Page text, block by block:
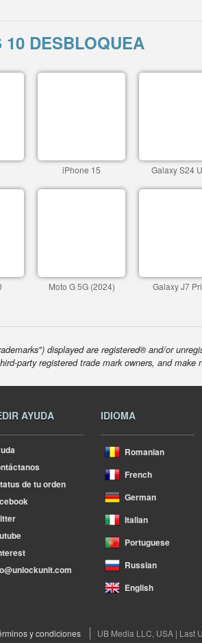
10 DESBLOQUEA
iPhone 15 Galaxy S24
Moto G 5G (2024) Galaxy J7
displayed are registered® and/or
party registered trade mark owners, and
AYUDA
de tu orden
IDIOMA
Romanian
French
German
Italian
Portuguese
Russian
English
y condiciones UB Media LLC, USA | Last